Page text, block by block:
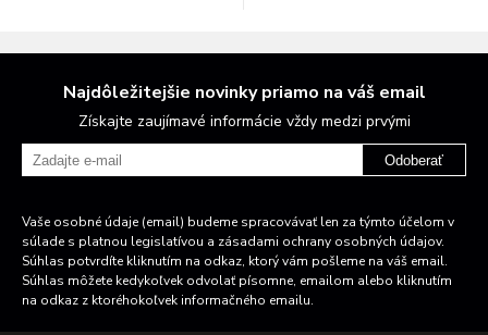
Najdôležitejšie novinky priamo na váš email
Získajte zaujímavé informácie vždy medzi prvými
Odoberať
Vaše osobné údaje (email) budeme spracovávať len za týmto účelom v
súlade s platnou legislatívou a zásadami ochrany osobných údajov.
Súhlas potvrdíte kliknutím na odkaz, ktorý vám pošleme na váš email.
Súhlas môžete kedykoľvek odvolať písomne, emailom alebo kliknutím
na odkaz z ktoréhokoľvek informačného emailu.